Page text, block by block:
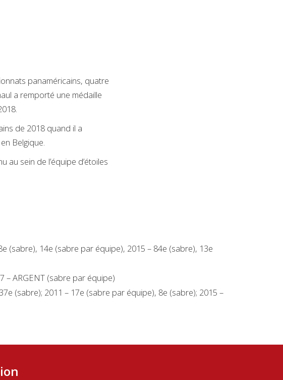
panaméricains, quatre
a remporté une médaille
de 2018 quand il a
Belgique.
au sein de l’équipe d’étoiles
(sabre), 14e (sabre par équipe), 2015 – 84e (sabre), 13e
– ARGENT (sabre par équipe)
(sabre); 2011 – 17e (sabre par équipe), 8e (sabre); 2015 –